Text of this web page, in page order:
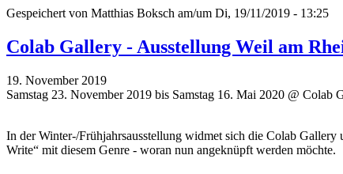
Gespeichert von Matthias Boksch am/um Di, 19/11/2019 - 13:25
Colab Gallery - Ausstellung Weil am
19. November 2019
Samstag 23. November 2019 bis Samstag 16. Mai 2020 @ Colab
In der Winter-/Frühjahrsausstellung widmet sich die Colab
Write“ mit diesem Genre - woran nun angeknüpft werden möchte.